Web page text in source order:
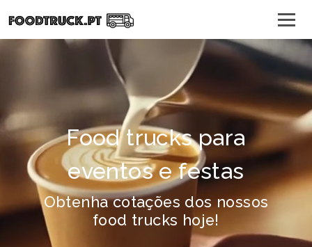
Food trucks para
eventos e festas
Obtenha cotações dos nossos
food trucks hoje!